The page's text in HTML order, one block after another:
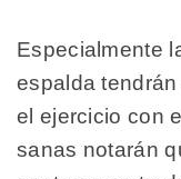
Especialmente
espalda
el ejercicio con
sanas notarán